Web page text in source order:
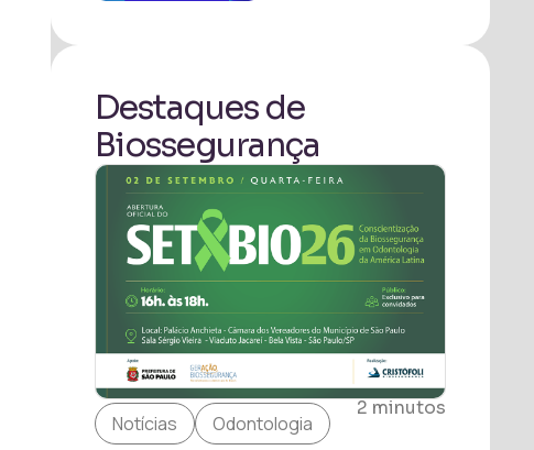
Destaques de
Biossegurança
Notícias Odontologia
2 minutos